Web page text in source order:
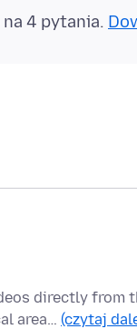
4 pytania.
directly
area… (czytaj